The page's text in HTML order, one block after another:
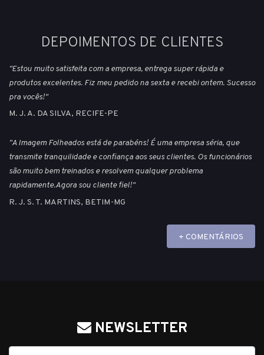
DEPOIMENTOS DE CLIENTES
"Estou muito satisfeita com a empresa, entrega super rápida e
produtos excelentes. Fiz meu pedido na sexta e recebi ontem. Sucesso
pra vocês!"
M. J. A. DA SILVA, RECIFE-PE
"A Imagem Folheados está de parabéns! É uma empresa séria, que
transmite tranquilidade e confiança aos seus clientes. Os funcionários
são muito bem treinados e resolvem qualquer problema
rapidamente.Agora sou cliente fiel!"
R. J. S. T. MARTINS, BETIM-MG
+ COMENTÁRIOS
NEWSLETTER